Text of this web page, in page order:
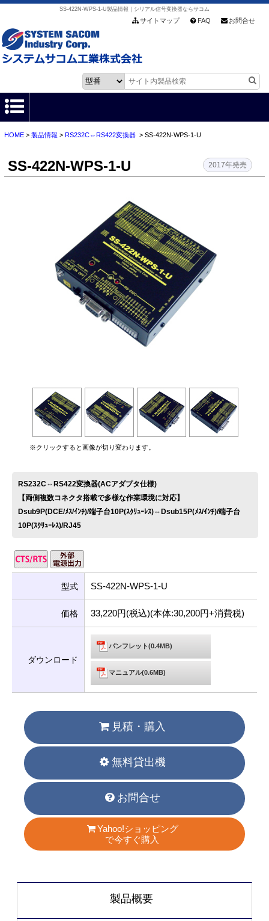
SS-422N-WPS-1-U製品情報｜シリアル信号変換器ならサコム
サイトマップ FAQ お問合せ
HOME
製品情報
お客様サポート
会社情報
お問い合わせ
HOME> 製品情報 > RS232C⇔RS422変換器> SS-422N-WPS-1-U
SS-422N-WPS-1-U 2017年発売
※クリックすると画像が切り変わります。
RS232C⇔RS422変換器(ACアダプタ仕様)
【両側複数コネクタ搭載で多様な作業環境に対応】
Dsub9P(DCE/ﾒｽ/ｲﾝﾁ)/端子台10P(ｽｸﾘｭｰﾚｽ)⇔Dsub15P(ﾒｽ/ｲﾝﾁ)/端子台
10P(ｽｸﾘｭｰﾚｽ)/RJ45
型式 SS-422N-WPS-1-U
価格 33,220円(税込)(本体:30,200円+消費税)
ダウンロード
パンフレット(0.4MB)
マニュアル(0.6MB)
見積・購入
無料貸出機
お問合せ
Yahoo!ショッピング
で今すぐ購入
製品概要